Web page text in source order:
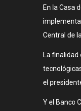
En la Casa
Central de
La
el
Y el Banco